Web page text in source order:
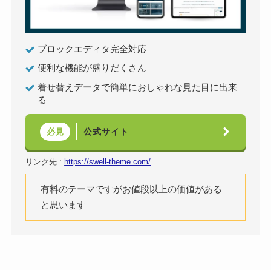
ブロックエディタ完全対応
便利な機能が盛りだくさん
着せ替えデータで簡単におしゃれな見た目に出来
る
必見 公式サイト
リンク先 : https://swell-theme.com/
有料のテーマですがお値段以上の価値がある
と思います